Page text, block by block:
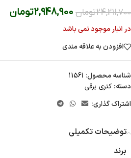
24,211,700تومان 2,948,900تومان
در انبار موجود نمی باشد
افزودن به علاقه مندی
شناسه محصول: 11561
دسته: کتری برقی
اشتراک گذاری:
توضیحات تکمیلی
برند